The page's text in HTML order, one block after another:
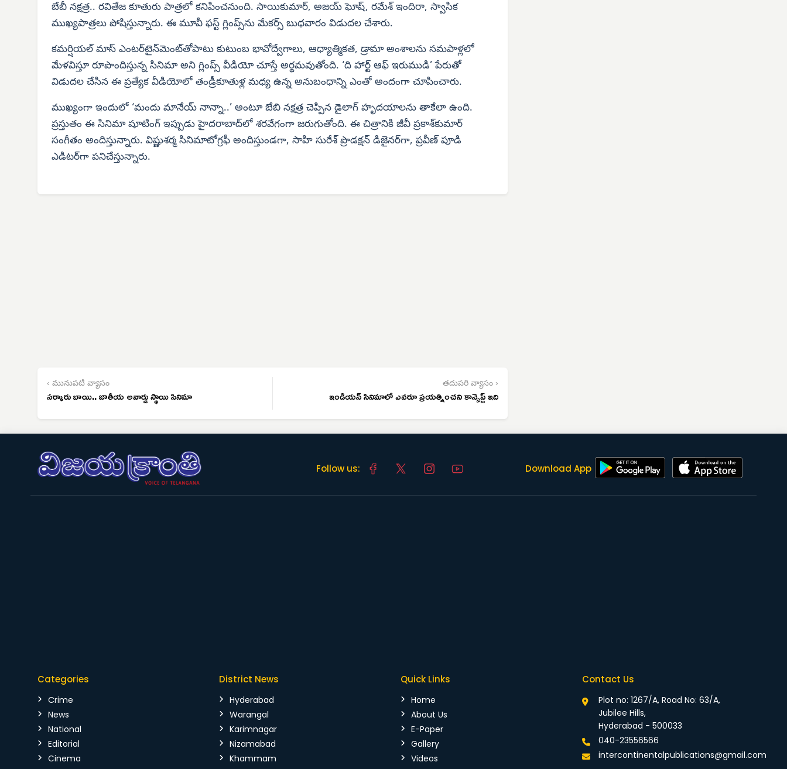
బేబీ నక్షత్ర.. రవితేజ కూతురు పాత్రలో కనిపించనుంది. సాయికుమార్, అజయ్ ఘోష్, రమేశ్ ఇందిరా, స్వాసిక
ముఖ్యపాత్రలు పోషిస్తున్నారు. ఈ మూవీ ఫస్ట్ గ్లింప్స్‌ను మేకర్స్ బుధవారం విడుదల చేశారు.
కమర్షియల్ మాస్ ఎంటర్‌టైన్‌మెంట్‌తోపాటు కుటుంబ భావోద్వేగాలు, ఆధ్యాత్మికత, డ్రామా అంశాలను సమపాళ్లలో
మేళవిస్తూ రూపొందిస్తున్న సినిమా అని గ్లింప్స్ వీడియో చూస్తే అర్థమవుతోంది. ‘ది హార్ట్ ఆఫ్ ఇరుముడి’ పేరుతో
విడుదల చేసిన ఈ ప్రత్యేక వీడియోలో తండ్రీకూతుళ్ల మధ్య ఉన్న అనుబంధాన్ని ఎంతో అందంగా చూపించారు.
ముఖ్యంగా ఇందులో ‘మందు మానేయ్ నాన్నా..’ అంటూ బేబి నక్షత్ర చెప్పిన డైలాగ్ హృదయాలను తాకేలా ఉంది.
ప్రస్తుతం ఈ సినిమా షూటింగ్ ఇప్పుడు హైదరాబాద్‌లో శరవేగంగా జరుగుతోంది. ఈ చిత్రానికి జీవీ ప్రకాశ్‌కుమార్
సంగీతం అందిస్తున్నారు. విష్ణుశర్మ సినిమాటోగ్రఫీ అందిస్తుండగా, సాహి సురేశ్ ప్రొడక్షన్ డిజైనర్‌గా, ప్రవీణ్ పూడి
ఎడిటర్‌గా పనిచేస్తున్నారు.
‹ మునుపటి వ్యాసం
సర్కారు బాయి.. జాతీయ అవార్డు స్థాయి సినిమా
తదుపరి వ్యాసం ›
ఇండియన్ సినిమాలో ఎవరూ ప్రయత్నించని కాన్సెప్ట్ ఇది
Follow us: Download App
Categories
Crime
News
National
Editorial
Cinema
District News
Hyderabad
Warangal
Karimnagar
Nizamabad
Khammam
Quick Links
Home
About Us
E-Paper
Gallery
Videos
Contact Us
Plot no: 1267/A, Road No: 63/A,
Jubilee Hills,
Hyderabad - 500033
040-23556566
intercontinentalpublications@gmail.com